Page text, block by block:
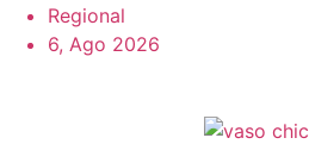
Regional
6, Ago 2026